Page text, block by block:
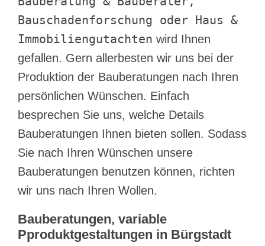
Bauschadenforschung oder Haus &
Immobiliengutachten wird Ihnen
gefallen. Gern allerbesten wir uns bei der
Produktion der Bauberatungen nach Ihren
persönlichen Wünschen. Einfach
besprechen Sie uns, welche Details
Bauberatungen Ihnen bieten sollen. Sodass
Sie nach Ihren Wünschen unsere
Bauberatungen benutzen können, richten
wir uns nach Ihren Wollen.
Bauberatungen, variable
Pproduktgestaltungen in Bürgstadt